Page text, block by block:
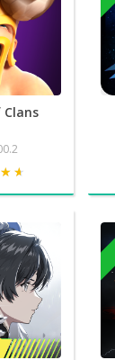
Clans